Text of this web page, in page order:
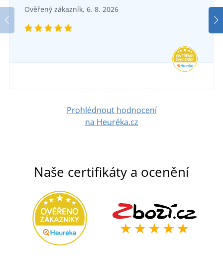
SKLADEM
SKLADEM
Ověřený zákazník, 6. 8. 2026
Prohlédnout hodnocení
na Heuréka.cz
Naše certifikáty a ocenění